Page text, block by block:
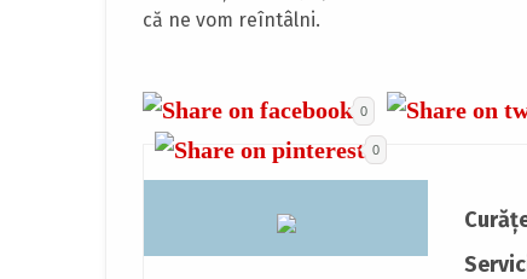
că ne vom reîntâlni.
0
0